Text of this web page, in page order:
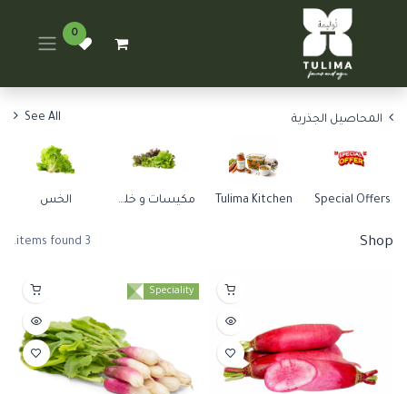
0
المحاصيل الجذرية See All
Special Offers
Tulima Kitchen مكيسات و خلطات الخس
Shop
3 items found.
Speciality